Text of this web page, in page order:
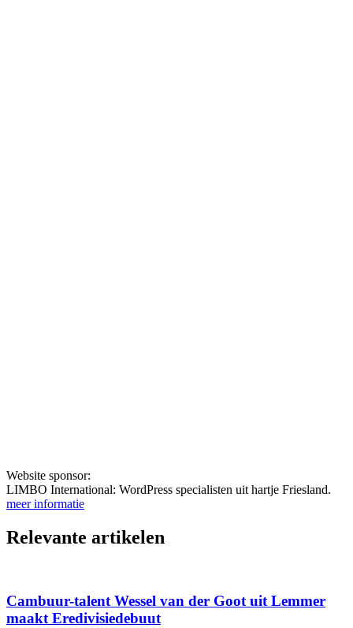
Website sponsor:
LIMBO International: WordPress specialisten uit hartje Friesland.
meer informatie
Relevante artikelen
Cambuur-talent Wessel van der Goot uit Lemmer
maakt Eredivisiedebuut